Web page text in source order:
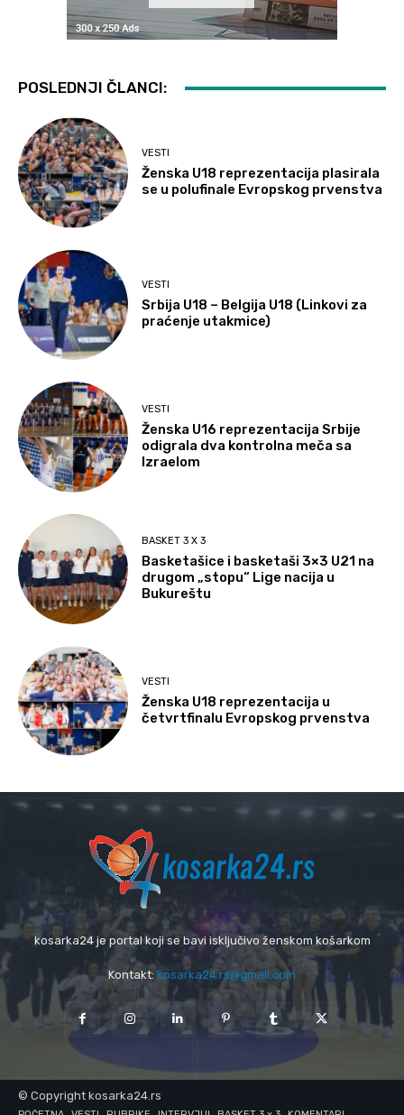
POSLEDNJI ČLANCI:
VESTI
Ženska U18 reprezentacija plasirala
se u polufinale Evropskog prvenstva
VESTI
Srbija U18 – Belgija U18 (Linkovi za
praćenje utakmice)
VESTI
Ženska U16 reprezentacija Srbije
odigrala dva kontrolna meča sa
Izraelom
BASKET 3 X 3
Basketašice i basketaši 3×3 U21 na
drugom „stopu“ Lige nacija u
Bukureštu
VESTI
Ženska U18 reprezentacija u
četvrtfinalu Evropskog prvenstva
kosarka24 je portal koji se bavi isključivo ženskom košarkom
Kontakt: kosarka24.rs@gmail.com
© Copyright kosarka24.rs